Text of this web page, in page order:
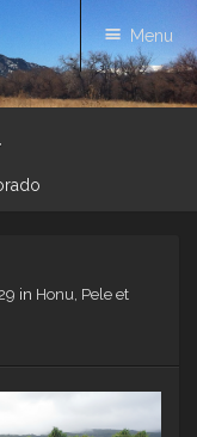
Menu
in Honu, Pele et